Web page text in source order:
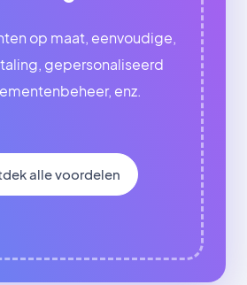
op maat, eenvoudige,
gepersonaliseerd
enz.
alle voordelen